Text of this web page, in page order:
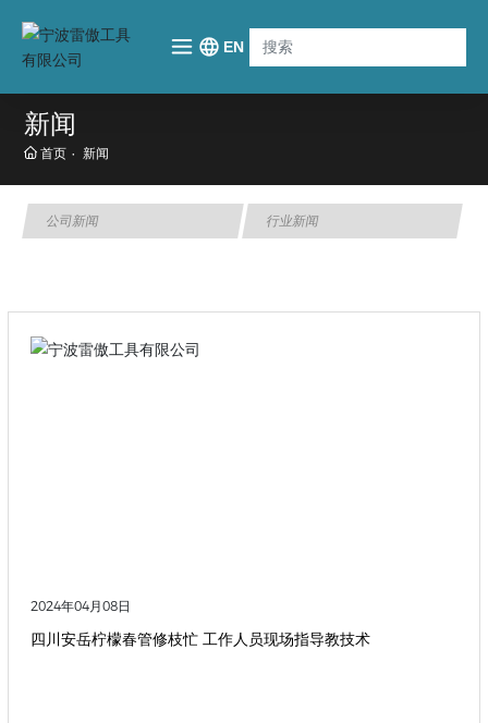
EN
新闻
首页 新闻
公司新闻 行业新闻
2024年04月08日
四川安岳柠檬春管修枝忙 工作人员现场指导教技术